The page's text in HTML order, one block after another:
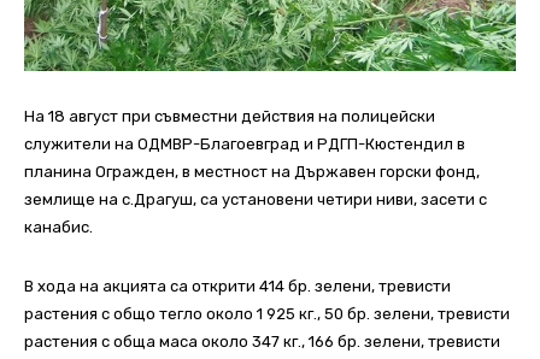
На 18 август при съвместни действия на полицейски
служители на ОДМВР-Благоевград и РДГП-Кюстендил в
планина Огражден, в местност на Държавен горски фонд,
землище на с.Драгуш, са установени четири ниви, засети с
канабис.
В хода на акцията са открити 414 бр. зелени, тревисти
растения с общо тегло около 1 925 кг., 50 бр. зелени, тревисти
растения с обща маса около 347 кг., 166 бр. зелени, тревисти